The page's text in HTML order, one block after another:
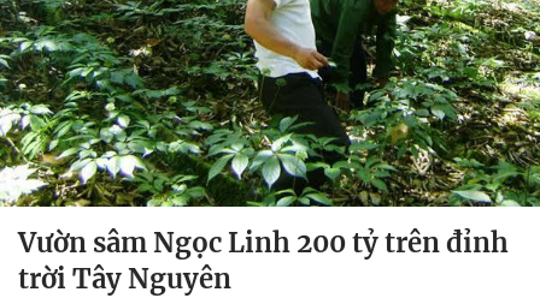
Vườn sâm Ngọc Linh 200 tỷ trên đỉnh
trời Tây Nguyên